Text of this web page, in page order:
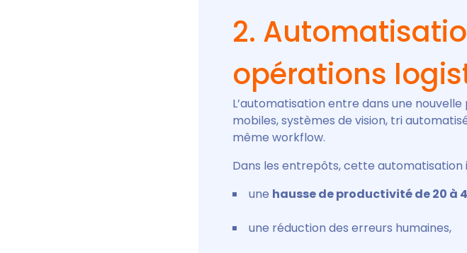
2.
opérations
L’automatisation entre dans une
mobiles, systèmes de vision, tri
même workflow.
Dans les entrepôts, cette
une hausse de productivité de 20 à
une réduction des erreurs humaines,